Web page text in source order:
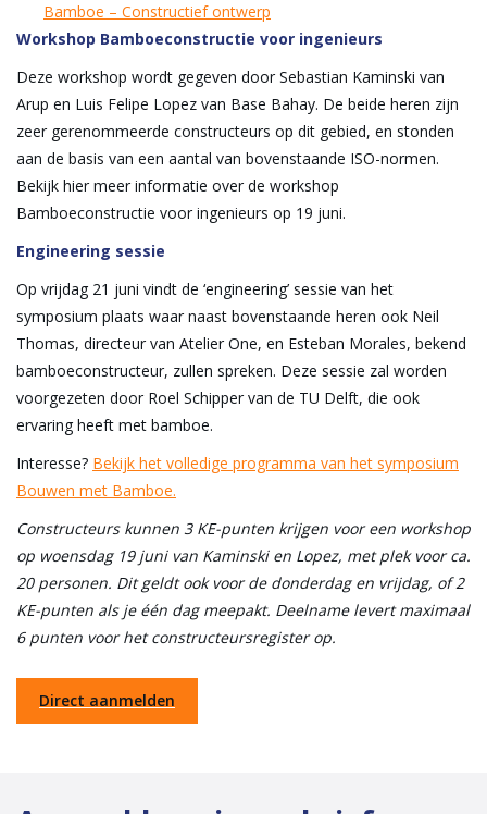
Bamboe – Constructief ontwerp
Workshop Bamboeconstructie voor ingenieurs
Deze workshop wordt gegeven door Sebastian Kaminski van
Arup en Luis Felipe Lopez van Base Bahay. De beide heren zijn
zeer gerenommeerde constructeurs op dit gebied, en stonden
aan de basis van een aantal van bovenstaande ISO-normen.
Bekijk hier meer informatie over de workshop
Bamboeconstructie voor ingenieurs op 19 juni.
Engineering sessie
Op vrijdag 21 juni vindt de ‘engineering’ sessie van het
symposium plaats waar naast bovenstaande heren ook Neil
Thomas, directeur van Atelier One, en Esteban Morales, bekend
bamboeconstructeur, zullen spreken. Deze sessie zal worden
voorgezeten door Roel Schipper van de TU Delft, die ook
ervaring heeft met bamboe.
Interesse? Bekijk het volledige programma van het symposium
Bouwen met Bamboe.
Constructeurs kunnen 3 KE-punten krijgen voor een workshop
op woensdag 19 juni van Kaminski en Lopez, met plek voor ca.
20 personen. Dit geldt ook voor de donderdag en vrijdag, of 2
KE-punten als je één dag meepakt. Deelname levert maximaal
6 punten voor het constructeursregister op.
Direct aanmelden